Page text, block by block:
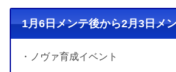
1月6日メンテ後から2月3日メ
・ノヴァ育成イベント